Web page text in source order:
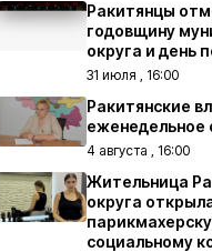
Ракитянцы
годовщину
округа и день
31 июля , 16:00
Ракитянские
еженедельное
4 августа , 16:00
Жительница
округа
социальному